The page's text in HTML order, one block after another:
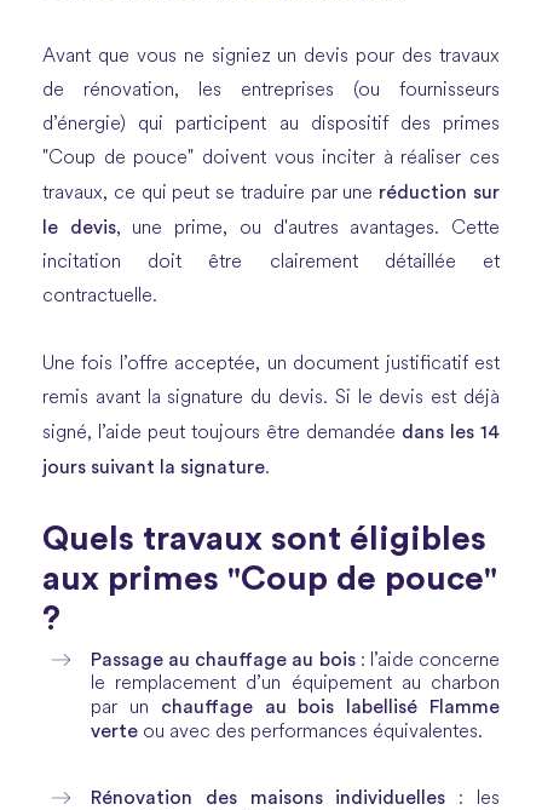
Avant que vous ne signiez un devis pour des travaux
de rénovation, les entreprises (ou fournisseurs
d’énergie) qui participent au dispositif des primes
"Coup de pouce" doivent vous inciter à réaliser ces
travaux, ce qui peut se traduire par une réduction sur
le devis, une prime, ou d'autres avantages. Cette
incitation doit être clairement détaillée et
contractuelle.
Une fois l’offre acceptée, un document justificatif est
remis avant la signature du devis. Si le devis est déjà
signé, l’aide peut toujours être demandée dans les 14
jours suivant la signature.
Quels travaux sont éligibles
aux primes "Coup de pouce"
?
Passage au chauffage au bois: l’aide concerne
le remplacement d’un équipement au charbon
par un chauffage au bois labellisé Flamme
verte ou avec des performances équivalentes.
Rénovation des maisons individuelles : les